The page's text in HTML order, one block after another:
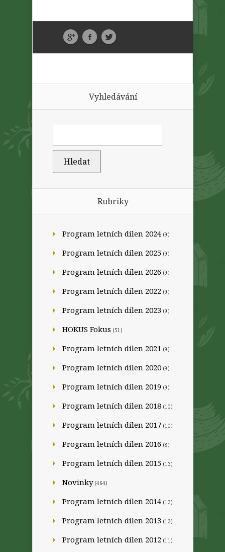
Vyhledávání
Rubriky
Program letních dílen 2024 (9)
Program letních dílen 2025 (9)
Program letních dílen 2026 (9)
Program letních dílen 2022 (9)
Program letních dílen 2023 (9)
HOKUS Fokus (51)
Program letních dílen 2021 (9)
Program letních dílen 2020 (9)
Program letních dílen 2019 (9)
Program letních dílen 2018 (10)
Program letních dílen 2017 (10)
Program letních dílen 2016 (8)
Program letních dílen 2015 (13)
Novinky(464)
Program letních dílen 2014 (13)
Program letních dílen 2013 (13)
Program letních dílen 2012 (11)